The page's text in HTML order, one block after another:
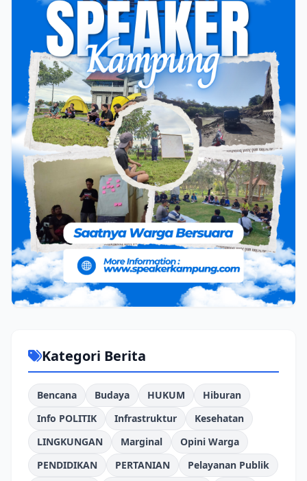
Kategori Berita
Bencana Budaya HUKUM
Hiburan
Info POLITIK
Infrastruktur
Kesehatan
LINGKUNGAN
Marginal
Opini Warga
PENDIDIKAN
PERTANIAN
Pelayanan Publik